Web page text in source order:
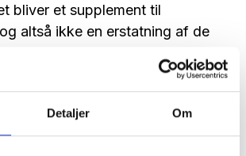
Detaljer Om
bliver et supplement til
altså ikke en erstatning af de
hvilke andre temaer til